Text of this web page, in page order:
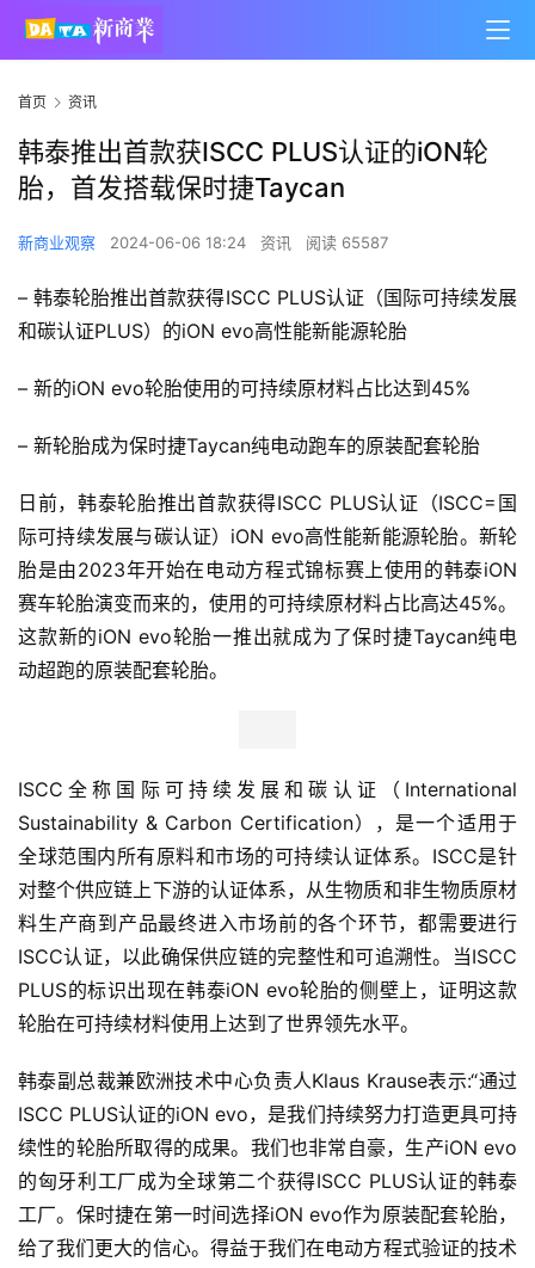
首页 资讯
韩泰推出首款获ISCC PLUS认证的iON轮
胎，首发搭载保时捷Taycan
新商业观察 2024-06-06 18:24 资讯 阅读 65587
– 韩泰轮胎推出首款获得ISCC PLUS认证（国际可持续发展
和碳认证PLUS）的iON evo高性能新能源轮胎
– 新的iON evo轮胎使用的可持续原材料占比达到45%
– 新轮胎成为保时捷Taycan纯电动跑车的原装配套轮胎
日前，韩泰轮胎推出首款获得ISCC PLUS认证（ISCC=国
际可持续发展与碳认证）iON evo高性能新能源轮胎。新轮
胎是由2023年开始在电动方程式锦标赛上使用的韩泰iON
赛车轮胎演变而来的，使用的可持续原材料占比高达45%。
这款新的iON evo轮胎一推出就成为了保时捷Taycan纯电
动超跑的原装配套轮胎。
ISCC全称国际可持续发展和碳认证（International
Sustainability & Carbon Certification），是一个适用于
全球范围内所有原料和市场的可持续认证体系。ISCC是针
对整个供应链上下游的认证体系，从生物质和非生物质原材
料生产商到产品最终进入市场前的各个环节，都需要进行
ISCC认证，以此确保供应链的完整性和可追溯性。当ISCC
PLUS的标识出现在韩泰iON evo轮胎的侧壁上，证明这款
轮胎在可持续材料使用上达到了世界领先水平。
韩泰副总裁兼欧洲技术中心负责人Klaus Krause表示:“通过
ISCC PLUS认证的iON evo，是我们持续努力打造更具可持
续性的轮胎所取得的成果。我们也非常自豪，生产iON evo
的匈牙利工厂成为全球第二个获得ISCC PLUS认证的韩泰
工厂。保时捷在第一时间选择iON evo作为原装配套轮胎，
给了我们更大的信心。得益于我们在电动方程式验证的技术